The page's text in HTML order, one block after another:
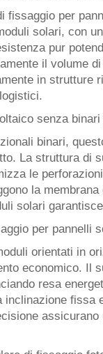
fissaggio per
solari, con
pur
il volume
in strutture
senza
binari,
La struttura di
le
la
solari
per pannelli
orientati in
economico. Il
resa
inclinazione fissa